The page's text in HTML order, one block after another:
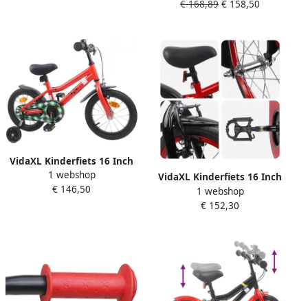
€ 168,89 € 158,50
VidaXL Kinderfiets 16 Inch
voor 4-6 jaar oud Rood
1 webshop
€ 146,50
VidaXL Kinderfiets 16 Inch
voor 4-6 jaar oud Blauw
Zwart
1 webshop
€ 152,30